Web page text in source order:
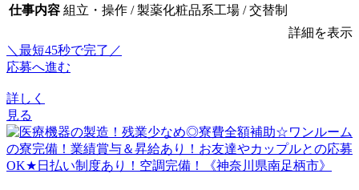
仕事内容 組立・操作 / 製薬化粧品系工場 / 交替制
詳細を表示
＼最短45秒で完了／
応募へ進む
詳しく
見る